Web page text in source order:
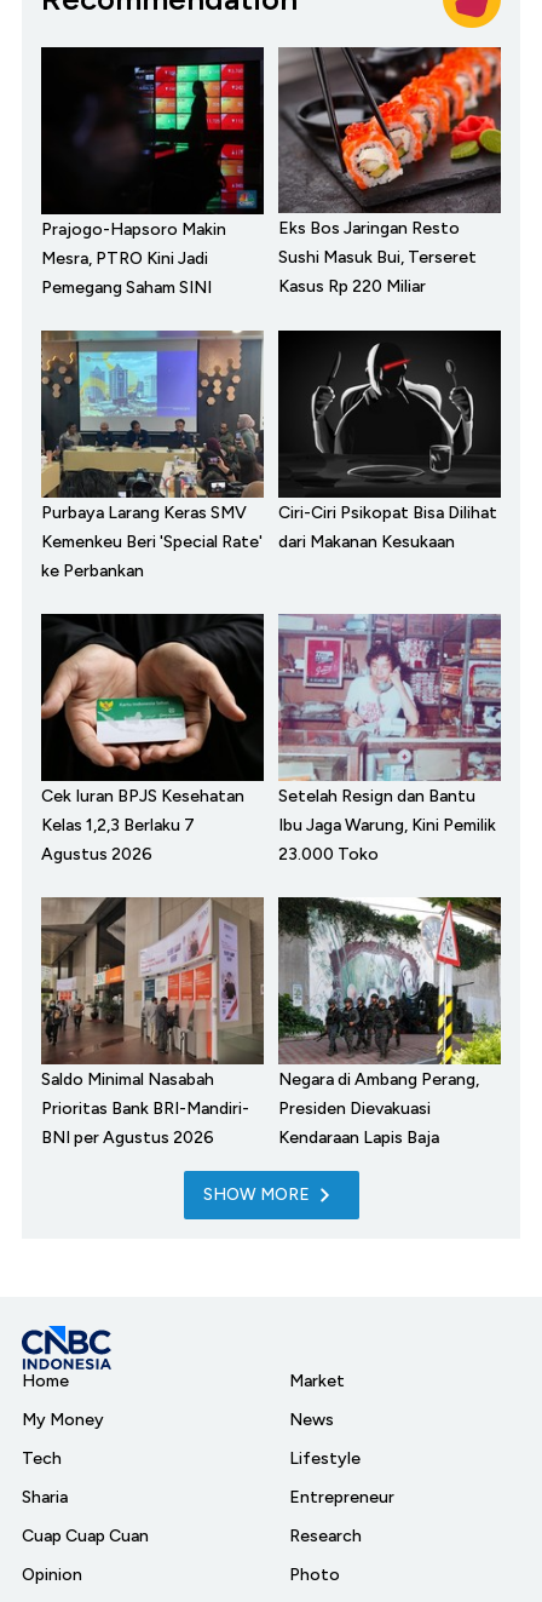
Prajogo-Hapsoro Makin
Mesra, PTRO Kini Jadi
Pemegang Saham SINI
Eks Bos Jaringan Resto
Sushi Masuk Bui, Terseret
Kasus Rp 220 Miliar
Purbaya Larang Keras SMV
Kemenkeu Beri 'Special Rate'
ke Perbankan
Ciri-Ciri Psikopat Bisa Dilihat
dari Makanan Kesukaan
Cek Iuran BPJS Kesehatan
Kelas 1,2,3 Berlaku 7
Agustus 2026
Setelah Resign dan Bantu
Ibu Jaga Warung, Kini Pemilik
23.000 Toko
Saldo Minimal Nasabah
Prioritas Bank BRI-Mandiri-
BNI per Agustus 2026
Negara di Ambang Perang,
Presiden Dievakuasi
Kendaraan Lapis Baja
SHOW MORE
Home
My Money
Tech
Sharia
Cuap Cuap Cuan
Opinion
Market
News
Lifestyle
Entrepreneur
Research
Photo